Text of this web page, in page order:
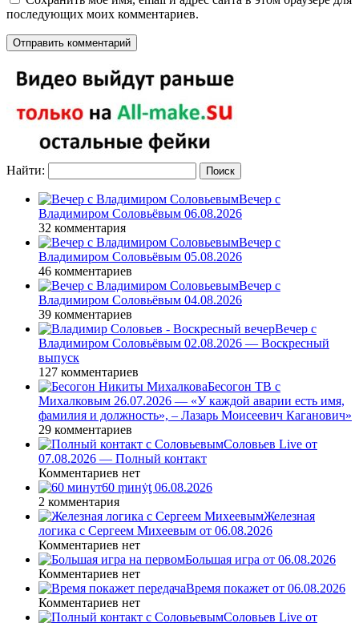
последующих моих комментариев.
Найти:
Вечер с
Владимиром Соловьёвым 06.08.2026
32 комментария
Вечер с
Владимиром Соловьёвым 05.08.2026
46 комментариев
Вечер с
Владимиром Соловьёвым 04.08.2026
39 комментариев
Вечер с
Владимиром Соловьёвым 02.08.2026 — Воскресный
выпуск
127 комментариев
Бесогон ТВ с
Михалковым 26.07.2026 — «У каждой аварии есть имя,
фамилия и должность», – Лазарь Моисеевич Каганович»
29 комментариев
Соловьев Live от
07.08.2026 — Полный контакт
Комментариев нет
60 ṃинẏƫ 06.08.2026
2 комментария
Железная
логика с Сергеем Михеевым от 06.08.2026
Комментариев нет
Большая игра от 06.08.2026
Комментариев нет
Время покажет от 06.08.2026
Комментариев нет
Соловьев Live от